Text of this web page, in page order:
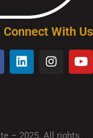
Connect With Us
– 2025. All rights